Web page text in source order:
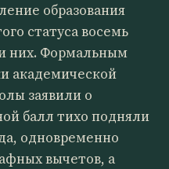
образования
статуса восемь
них. Формальным
академической
заявили о
балл тихо подняли
одновременно
вычетов, а